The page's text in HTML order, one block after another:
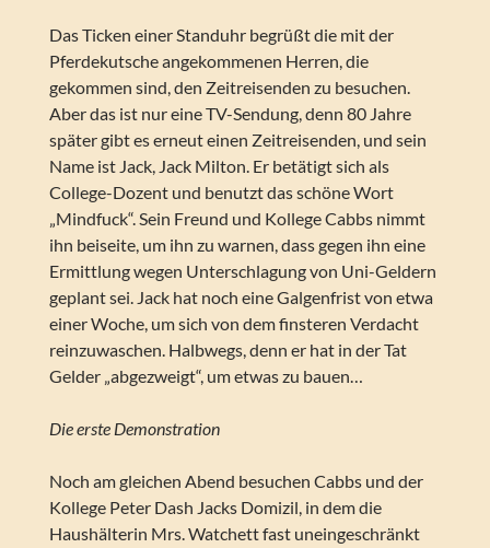
Das Ticken einer Standuhr begrüßt die mit der
Pferdekutsche angekommenen Herren, die
gekommen sind, den Zeitreisenden zu besuchen.
Aber das ist nur eine TV-Sendung, denn 80 Jahre
später gibt es erneut einen Zeitreisenden, und sein
Name ist Jack, Jack Milton. Er betätigt sich als
College-Dozent und benutzt das schöne Wort
„Mindfuck“. Sein Freund und Kollege Cabbs nimmt
ihn beiseite, um ihn zu warnen, dass gegen ihn eine
Ermittlung wegen Unterschlagung von Uni-Geldern
geplant sei. Jack hat noch eine Galgenfrist von etwa
einer Woche, um sich von dem finsteren Verdacht
reinzuwaschen. Halbwegs, denn er hat in der Tat
Gelder „abgezweigt“, um etwas zu bauen…
Die erste Demonstration
Noch am gleichen Abend besuchen Cabbs und der
Kollege Peter Dash Jacks Domizil, in dem die
Haushälterin Mrs. Watchett fast uneingeschränkt